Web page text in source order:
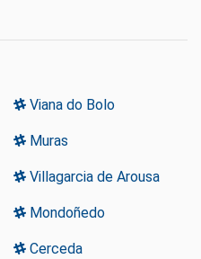
Viana do Bolo
Muras
Villagarcia de Arousa
Mondoñedo
Cerceda